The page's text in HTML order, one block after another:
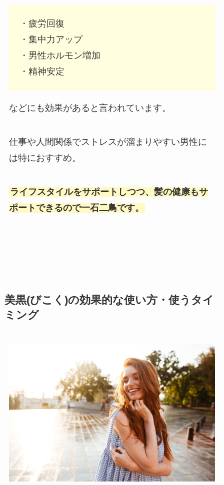
・疲労回復
・集中力アップ
・男性ホルモン増加
・精神安定
などにも効果があると言われています。
仕事や人間関係でストレスが溜まりやすい男性に
は特におすすめ。
ライフスタイルをサポートしつつ、髪の健康もサ
ポートできるので一石二鳥です。
美黒(びこく)の効果的な使い方・使うタイ
ミング